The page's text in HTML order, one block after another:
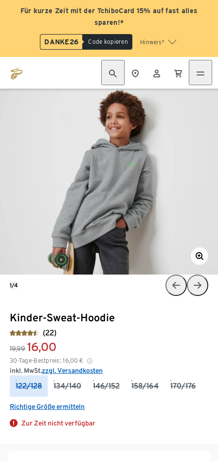
Für kurze Zeit mit der TchiboCard 15% auf fast alles
sparen!*
DANKE26 Code kopieren Hinweis*
Kinder-Sweat-Hoodie
(22)
19,99 16,00
30-Tage-Bestpreis: 16,00 €
inkl. MwSt.zzgl. Versandkosten
122/128 134/140 146/152 158/164 170/176
Richtige Größe ermitteln
Zur Zeit nicht verfügbar
1/4